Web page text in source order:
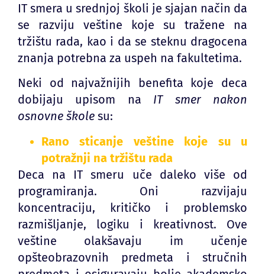
IT smera u srednjoj školi je sjajan način da
se razviju veštine koje su tražene na
tržištu rada, kao i da se steknu dragocena
znanja potrebna za uspeh na fakultetima.
Neki od najvažnijih benefita koje deca
dobijaju upisom na IT smer nakon
osnovne škole su:
Rano sticanje veštine koje su u
potražnji na tržištu rada
Deca na IT smeru uče daleko više od
programiranja. Oni razvijaju
koncentraciju, kritičko i problemsko
razmišljanje, logiku i kreativnost. Ove
veštine olakšavaju im učenje
opšteobrazovnih predmeta i stručnih